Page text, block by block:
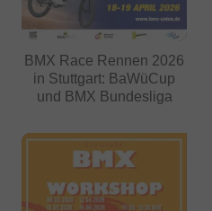
BMX Race Rennen 2026
in Stuttgart: BaWüCup
und BMX Bundesliga